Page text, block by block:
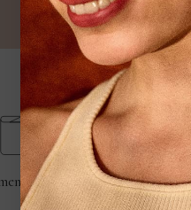
sécurisé